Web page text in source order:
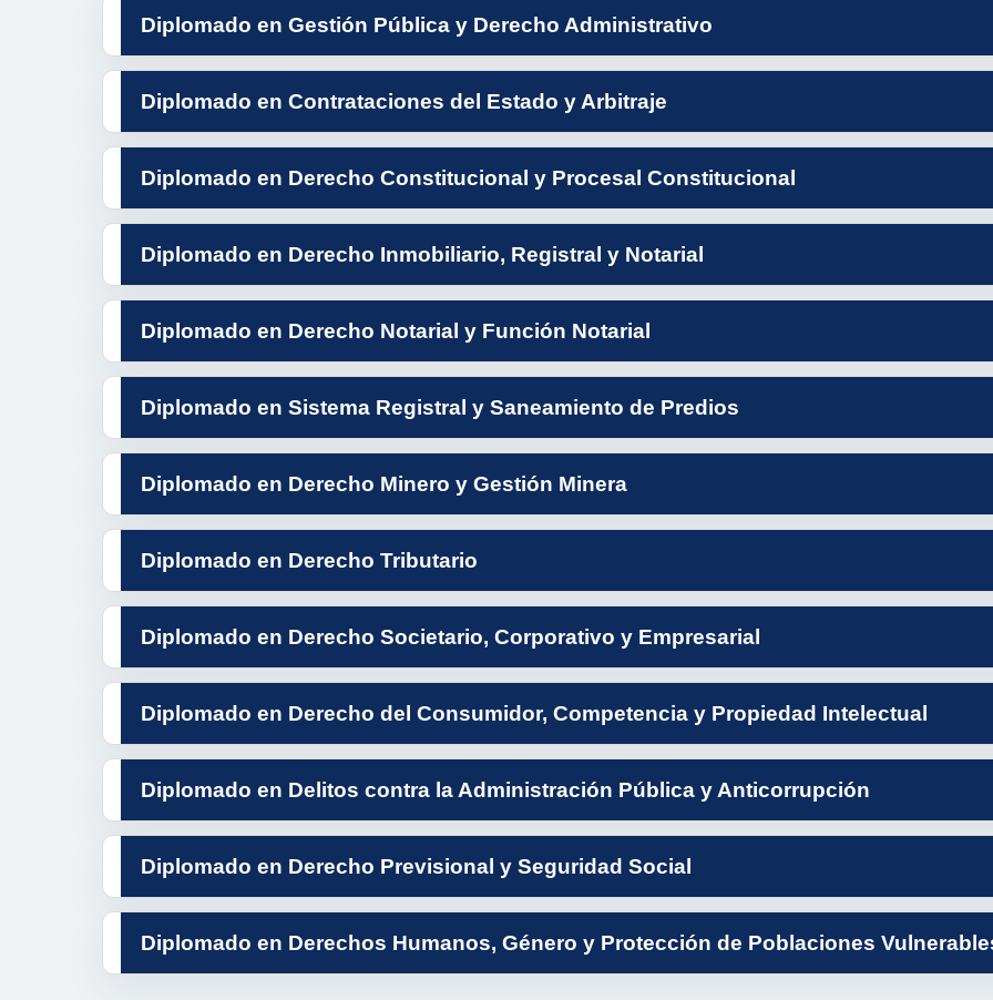
Diplomado en Gestión Pública y Derecho Administrativo
Diplomado en Contrataciones del Estado y Arbitraje
Diplomado en Derecho Constitucional y Procesal Constitucional
Diplomado en Derecho Inmobiliario, Registral y Notarial
Diplomado en Derecho Notarial y Función Notarial
Diplomado en Sistema Registral y Saneamiento de Predios
Diplomado en Derecho Minero y Gestión Minera
Diplomado en Derecho Tributario
Diplomado en Derecho Societario, Corporativo y Empresarial
Diplomado en Derecho del Consumidor, Competencia y Propiedad Intelectual
Diplomado en Delitos contra la Administración Pública y Anticorrupción
Diplomado en Derecho Previsional y Seguridad Social
Diplomado en Derechos Humanos, Género y Protección de Poblaciones